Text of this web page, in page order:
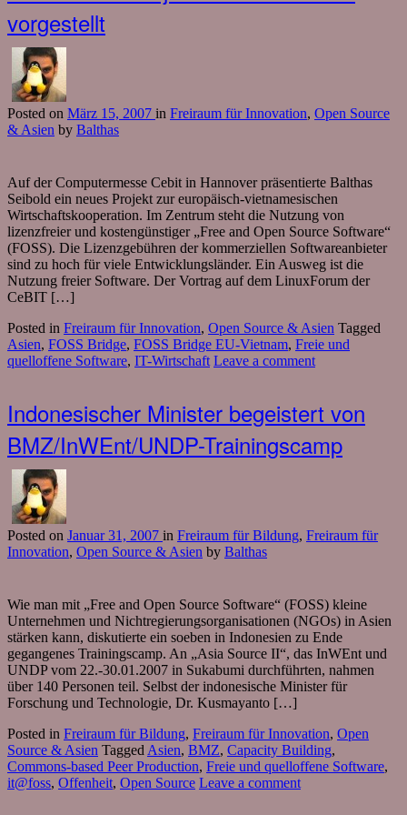
vorgestellt
Posted on März 15, 2007 in Freiraum für Innovation, Open Source
& Asien by Balthas
Auf der Computermesse Cebit in Hannover präsentierte Balthas
Seibold ein neues Projekt zur europäisch-vietnamesischen
Wirtschaftskooperation. Im Zentrum steht die Nutzung von
lizenzfreier und kostengünstiger „Free and Open Source Software“
(FOSS). Die Lizenzgebühren der kommerziellen Softwareanbieter
sind zu hoch für viele Entwicklungsländer. Ein Ausweg ist die
Nutzung freier Software. Der Vortrag auf dem LinuxForum der
CeBIT […]
Posted in Freiraum für Innovation, Open Source & Asien Tagged
Asien, FOSS Bridge, FOSS Bridge EU-Vietnam, Freie und
quelloffene Software, IT-Wirtschaft Leave a comment
Indonesischer Minister begeistert von
BMZ/InWEnt/UNDP-Trainingscamp
Posted on Januar 31, 2007 in Freiraum für Bildung, Freiraum für
Innovation, Open Source & Asien by Balthas
Wie man mit „Free and Open Source Software“ (FOSS) kleine
Unternehmen und Nichtregierungsorganisationen (NGOs) in Asien
stärken kann, diskutierte ein soeben in Indonesien zu Ende
gegangenes Trainingscamp. An „Asia Source II“, das InWEnt und
UNDP vom 22.-30.01.2007 in Sukabumi durchführten, nahmen
über 140 Personen teil. Selbst der indonesische Minister für
Forschung und Technologie, Dr. Kusmayanto […]
Posted in Freiraum für Bildung, Freiraum für Innovation, Open
Source & Asien Tagged Asien, BMZ, Capacity Building,
Commons-based Peer Production, Freie und quelloffene Software,
it@foss, Offenheit, Open Source Leave a comment